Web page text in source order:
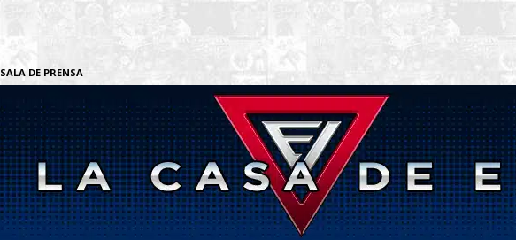
SALA DE PRENSA